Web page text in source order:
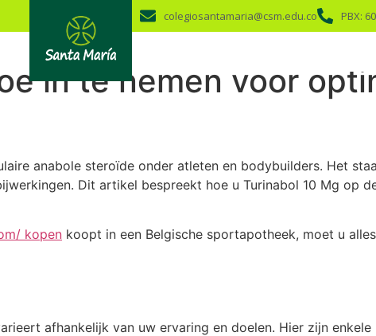
colegiosantamaria@csm.edu.co PBX:
in te nemen voor
anabole steroïde onder atleten en bodybuilders. Het
Dit artikel bespreekt hoe u Turinabol 10 Mg op
kopen koopt in een Belgische sportapotheek, moet u
afhankelijk van uw ervaring en doelen. Hier zijn enkele